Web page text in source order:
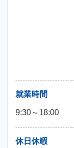
就業時間
9:30～18:00
休日休暇